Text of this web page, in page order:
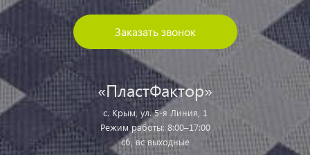
Заказать звонок
«ПластФактор»
с. Крым, ул. 5-я Линия, 1
Режим работы: 8:00–17:00
сб, вс выходные